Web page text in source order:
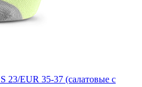
23/EUR 35-37 (салатовые с